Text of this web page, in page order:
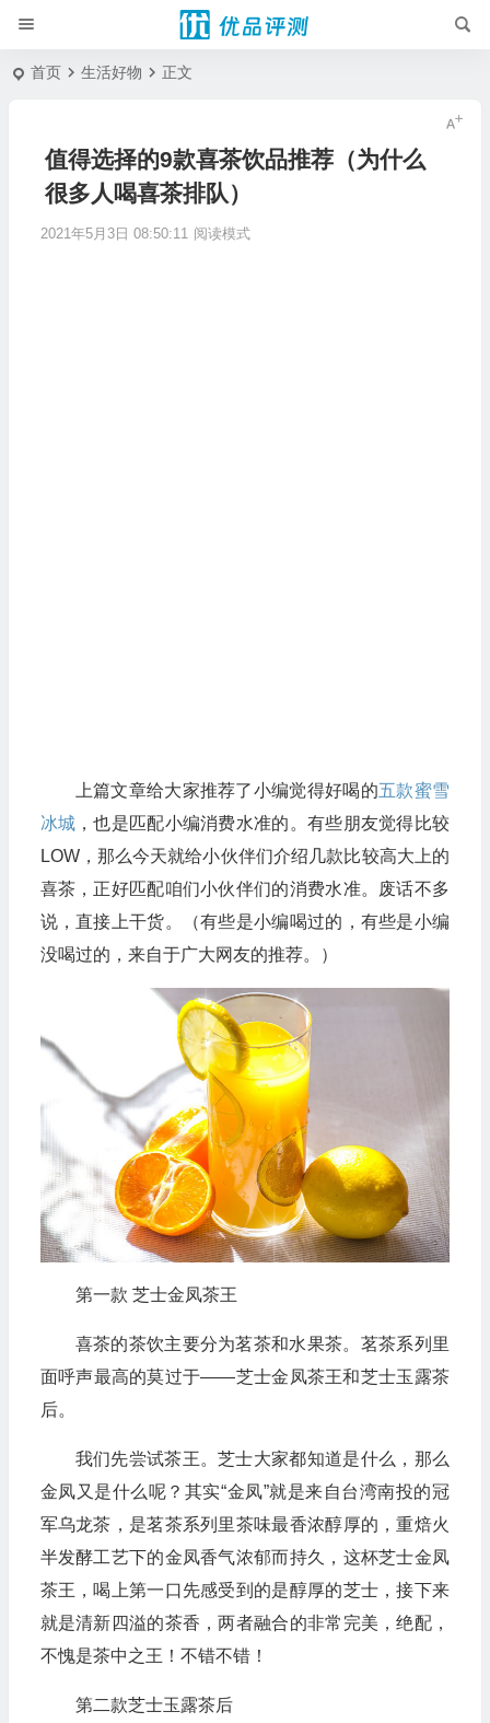
首页 生活好物 正文
值得选择的9款喜茶饮品推荐（为什么
很多人喝喜茶排队）
2021年5月3日 08:50:11 阅读模式
上篇文章给大家推荐了小编觉得好喝的五款蜜雪
冰城 ，也是匹配小编消费水准的。有些朋友觉得比较
LOW，那么今天就给小伙伴们介绍几款比较高大上的
喜茶，正好匹配咱们小伙伴们的消费水准。废话不多
说，直接上干货。（有些是小编喝过的，有些是小编
没喝过的，来自于广大网友的推荐。）
第一款 芝士金凤茶王
喜茶的茶饮主要分为茗茶和水果茶。茗茶系列里
面呼声最高的莫过于——芝士金凤茶王和芝士玉露茶
后。
我们先尝试茶王。芝士大家都知道是什么，那么
金凤又是什么呢？其实“金凤”就是来自台湾南投的冠
军乌龙茶，是茗茶系列里茶味最香浓醇厚的，重焙火
半发酵工艺下的金凤香气浓郁而持久，这杯芝士金凤
茶王，喝上第一口先感受到的是醇厚的芝士，接下来
就是清新四溢的茶香，两者融合的非常完美，绝配，
不愧是茶中之王！不错不错！
第二款芝士玉露茶后